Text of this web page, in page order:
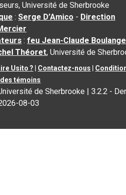
Université de Sherbrooke
:Serge D’Amico - Direction
:feu Jean-Claude
Théoret, Université de
Usito ? Contactez-nous
témoins
de Sherbrooke |3.2.2 -
08-03